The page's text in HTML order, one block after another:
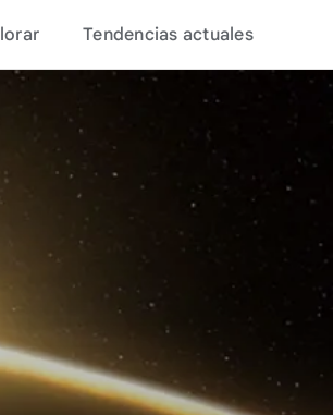
Tendencias actuales